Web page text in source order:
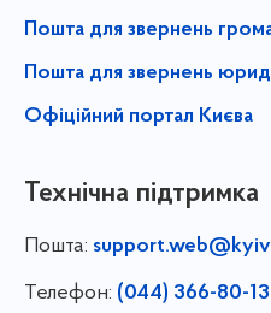
Пошта для звернень
Пошта для звернень
Офіційний портал Києва
Технічна підтримка
Пошта:
Телефон: (044) 366-80-13